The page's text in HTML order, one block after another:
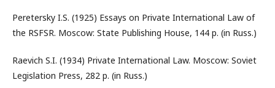
Peretersky I.S. (1925) Essays on Private International Law of
the RSFSR. Moscow: State Publishing House, 144 p. (in Russ.)
Raevich S.I. (1934) Private International Law. Moscow: Soviet
Legislation Press, 282 p. (in Russ.)